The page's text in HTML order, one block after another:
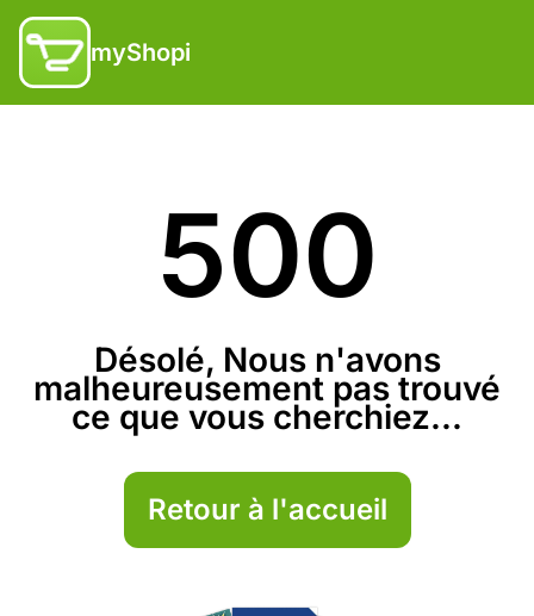
myShopi
500
Désolé, Nous n'avons
malheureusement pas trouvé
ce que vous cherchiez...
Retour à l'accueil